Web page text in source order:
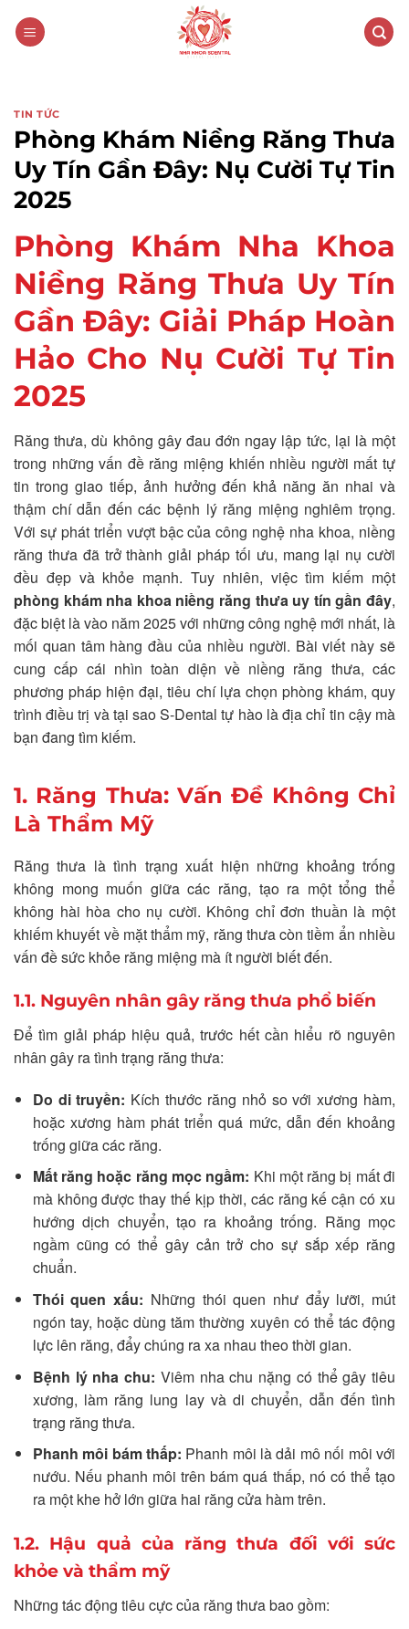
TIN TỨC
Phòng Khám Niềng Răng Thưa
Uy Tín Gần Đây: Nụ Cười Tự Tin
2025
Phòng Khám Nha Khoa
Niềng Răng Thưa Uy Tín
Gần Đây: Giải Pháp Hoàn
Hảo Cho Nụ Cười Tự Tin
2025
Răng thưa, dù không gây đau đớn ngay lập tức, lại là một
trong những vấn đề răng miệng khiến nhiều người mất tự
tin trong giao tiếp, ảnh hưởng đến khả năng ăn nhai và
thậm chí dẫn đến các bệnh lý răng miệng nghiêm trọng.
Với sự phát triển vượt bậc của công nghệ nha khoa, niềng
răng thưa đã trở thành giải pháp tối ưu, mang lại nụ cười
đều đẹp và khỏe mạnh. Tuy nhiên, việc tìm kiếm một
phòng khám nha khoa niềng răng thưa uy tín gần đây,
đặc biệt là vào năm 2025 với những công nghệ mới nhất, là
mối quan tâm hàng đầu của nhiều người. Bài viết này sẽ
cung cấp cái nhìn toàn diện về niềng răng thưa, các
phương pháp hiện đại, tiêu chí lựa chọn phòng khám, quy
trình điều trị và tại sao S-Dental tự hào là địa chỉ tin cậy mà
bạn đang tìm kiếm.
1. Răng Thưa: Vấn Đề Không Chỉ
Là Thẩm Mỹ
Răng thưa là tình trạng xuất hiện những khoảng trống
không mong muốn giữa các răng, tạo ra một tổng thể
không hài hòa cho nụ cười. Không chỉ đơn thuần là một
khiếm khuyết về mặt thẩm mỹ, răng thưa còn tiềm ẩn nhiều
vấn đề sức khỏe răng miệng mà ít người biết đến.
1.1. Nguyên nhân gây răng thưa phổ biến
Để tìm giải pháp hiệu quả, trước hết cần hiểu rõ nguyên
nhân gây ra tình trạng răng thưa:
Do di truyền: Kích thước răng nhỏ so với xương hàm,
hoặc xương hàm phát triển quá mức, dẫn đến khoảng
trống giữa các răng.
Mất răng hoặc răng mọc ngầm: Khi một răng bị mất đi
mà không được thay thế kịp thời, các răng kế cận có xu
hướng dịch chuyển, tạo ra khoảng trống. Răng mọc
ngầm cũng có thể gây cản trở cho sự sắp xếp răng
chuẩn.
Thói quen xấu: Những thói quen như đẩy lưỡi, mút
ngón tay, hoặc dùng tăm thường xuyên có thể tác động
lực lên răng, đẩy chúng ra xa nhau theo thời gian.
Bệnh lý nha chu: Viêm nha chu nặng có thể gây tiêu
xương, làm răng lung lay và di chuyển, dẫn đến tình
trạng răng thưa.
Phanh môi bám thấp: Phanh môi là dải mô nối môi với
nướu. Nếu phanh môi trên bám quá thấp, nó có thể tạo
ra một khe hở lớn giữa hai răng cửa hàm trên.
1.2. Hậu quả của răng thưa đối với sức
khỏe và thẩm mỹ
Những tác động tiêu cực của răng thưa bao gồm: